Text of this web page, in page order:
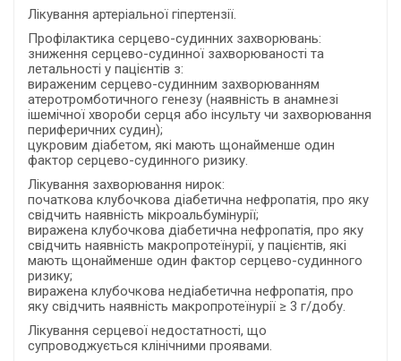
Лікування артеріальної гіпертензії.
Профілактика серцево-судинних захворювань:
зниження серцево-судинної захворюваності та
летальності у пацієнтів з:
вираженим серцево-судинним захворюванням
атеротромботичного генезу (наявність в анамнезі
ішемічної хвороби серця або інсульту чи захворювання
периферичних судин);
цукровим діабетом, які мають щонайменше один
фактор серцево-судинного ризику.
Лікування захворювання нирок:
початкова клубочкова діабетична нефропатія, про яку
свідчить наявність мікроальбумінурії;
виражена клубочкова діабетична нефропатія, про яку
свідчить наявність макропротеїнурії, у пацієнтів, які
мають щонайменше один фактор серцево-судинного
ризику;
виражена клубочкова недіабетична нефропатія, про
яку свідчить наявність макропротеїнурії ≥ 3 г/добу.
Лікування серцевої недостатності, що
супроводжується клінічними проявами.